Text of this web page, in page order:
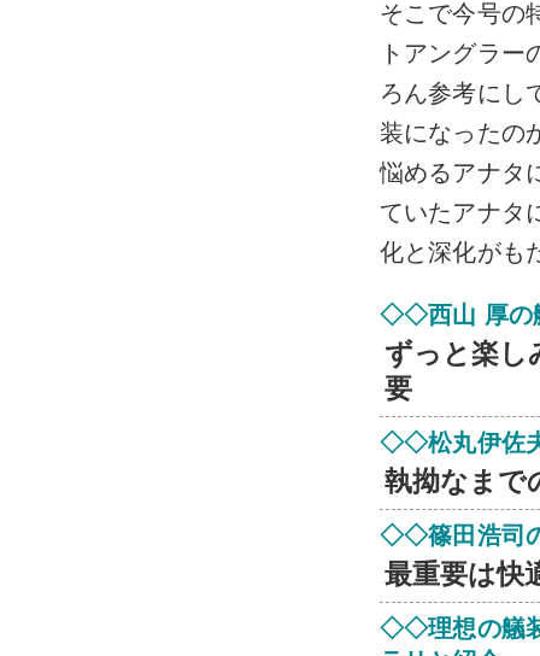
そこで今号の
トアングラー
ろん参考にし
装になったの
悩めるアナタ
ていたアナタ
化と深化がも
◇◇西山 厚の
ずっと楽し
要
◇◇松丸伊佐
執拗なまで
◇◇篠田浩司
最重要は快
◇◇理想の艤